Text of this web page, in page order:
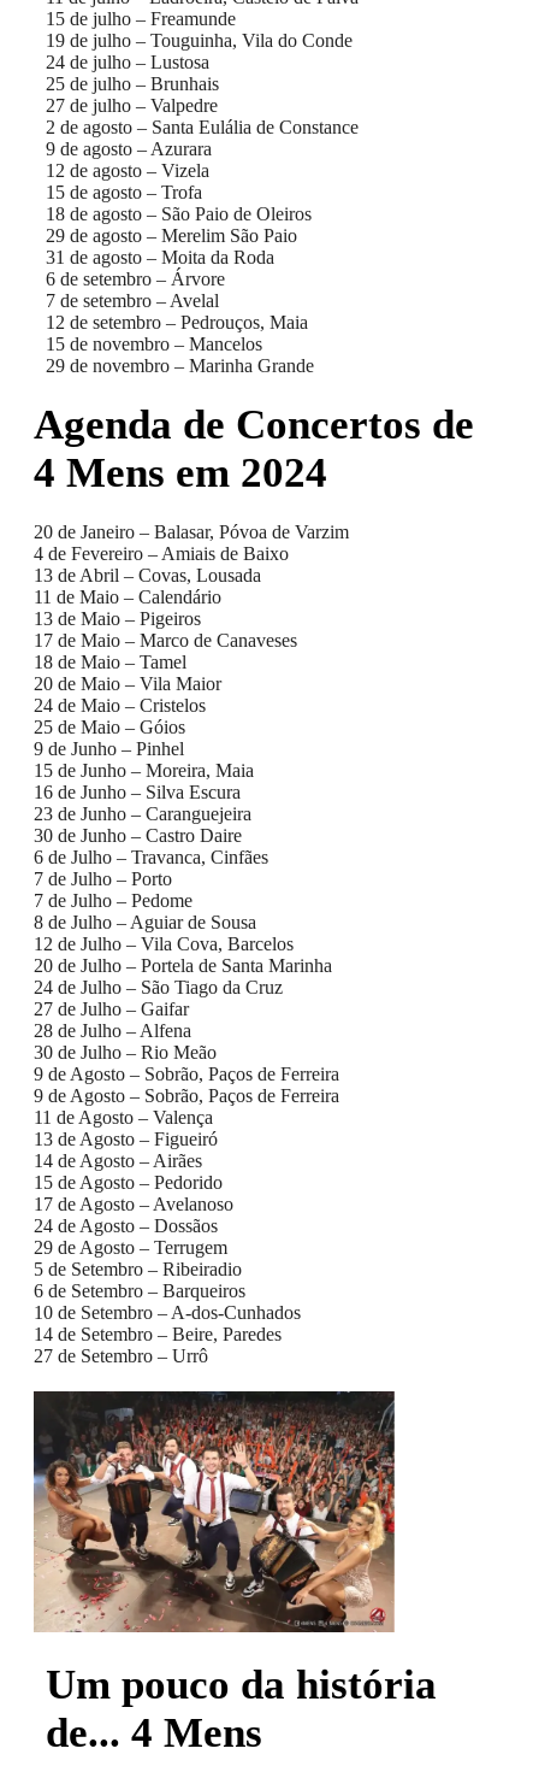
15 de julho – Freamunde
19 de julho – Touguinha, Vila do Conde
24 de julho – Lustosa
25 de julho – Brunhais
27 de julho – Valpedre
2 de agosto – Santa Eulália de Constance
9 de agosto – Azurara
12 de agosto – Vizela
15 de agosto – Trofa
18 de agosto – São Paio de Oleiros
29 de agosto – Merelim São Paio
31 de agosto – Moita da Roda
6 de setembro – Árvore
7 de setembro – Avelal
12 de setembro – Pedrouços, Maia
15 de novembro – Mancelos
29 de novembro – Marinha Grande
Agenda de Concertos de
4 Mens em 2024
20 de Janeiro – Balasar, Póvoa de Varzim
4 de Fevereiro – Amiais de Baixo
13 de Abril – Covas, Lousada
11 de Maio – Calendário
13 de Maio – Pigeiros
17 de Maio – Marco de Canaveses
18 de Maio – Tamel
20 de Maio – Vila Maior
24 de Maio – Cristelos
25 de Maio – Góios
9 de Junho – Pinhel
15 de Junho – Moreira, Maia
16 de Junho – Silva Escura
23 de Junho – Caranguejeira
30 de Junho – Castro Daire
6 de Julho – Travanca, Cinfães
7 de Julho – Porto
7 de Julho – Pedome
8 de Julho – Aguiar de Sousa
12 de Julho – Vila Cova, Barcelos
20 de Julho – Portela de Santa Marinha
24 de Julho – São Tiago da Cruz
27 de Julho – Gaifar
28 de Julho – Alfena
30 de Julho – Rio Meão
9 de Agosto – Sobrão, Paços de Ferreira
9 de Agosto – Sobrão, Paços de Ferreira
11 de Agosto – Valença
13 de Agosto – Figueiró
14 de Agosto – Airães
15 de Agosto – Pedorido
17 de Agosto – Avelanoso
24 de Agosto – Dossãos
29 de Agosto – Terrugem
5 de Setembro – Ribeiradio
6 de Setembro – Barqueiros
10 de Setembro – A-dos-Cunhados
14 de Setembro – Beire, Paredes
27 de Setembro – Urrô
Um pouco da história
de... 4 Mens